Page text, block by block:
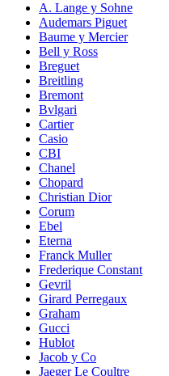
A. Lange y Sohne
Audemars Piguet
Baume y Mercier
Bell y Ross
Breguet
Breitling
Bremont
Bvlgari
Cartier
Casio
CBI
Chanel
Chopard
Christian Dior
Corum
Ebel
Eterna
Franck Muller
Frederique Constant
Gevril
Girard Perregaux
Graham
Gucci
Hublot
Jacob y Co
Jaeger Le Coultre